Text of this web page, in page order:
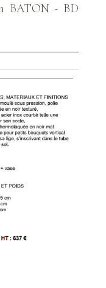
BATON - BD